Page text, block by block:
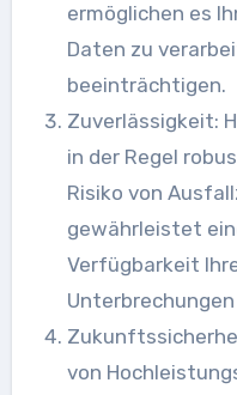
ermöglichen es
Daten zu
beeinträchtigen.
Zuverlässigkeit:
in der Regel
Risiko von
gewährleistet
Verfügbarkeit
von